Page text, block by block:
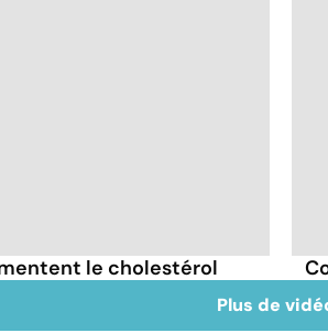
le cholestérol
Plus de